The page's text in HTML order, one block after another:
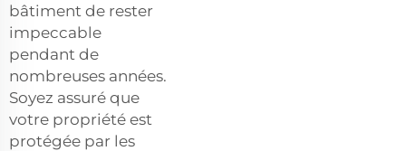
bâtiment de rester
impeccable
pendant de
nombreuses années.
Soyez assuré que
votre propriété est
protégée par les